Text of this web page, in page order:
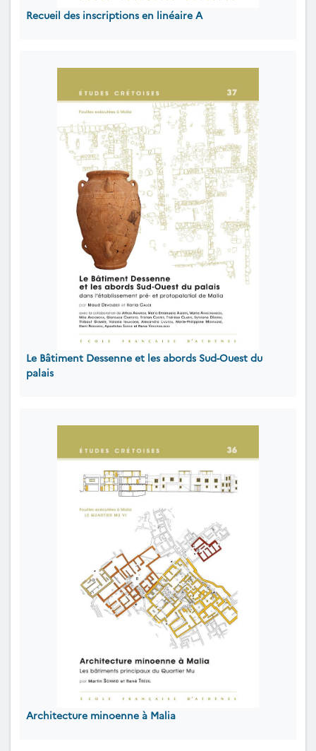
Recueil des inscriptions en linéaire A
Le Bâtiment Dessenne et les abords Sud-Ouest du
palais
Architecture minoenne à Malia